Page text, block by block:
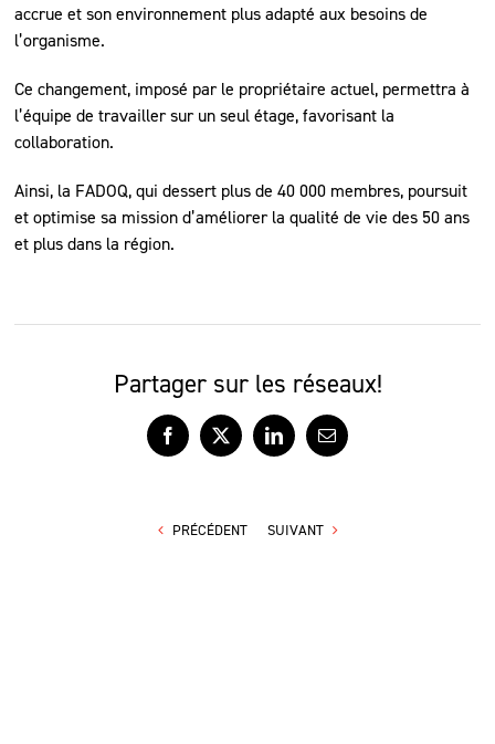
accrue et son environnement plus adapté aux besoins de
l’organisme.
Ce changement, imposé par le propriétaire actuel, permettra à
l’équipe de travailler sur un seul étage, favorisant la
collaboration.
Ainsi, la FADOQ, qui dessert plus de 40 000 membres, poursuit
et optimise sa mission d’améliorer la qualité de vie des 50 ans
et plus dans la région.
Partager sur les réseaux!
Facebook
X LinkedInCourriel
PRÉCÉDENT SUIVANT